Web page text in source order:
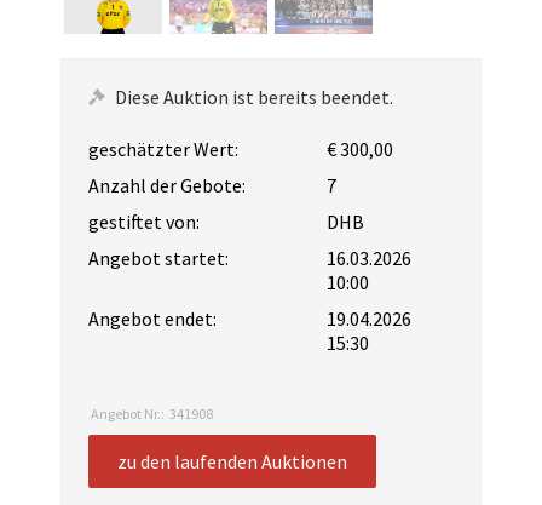
Diese Auktion ist bereits beendet.
geschätzter Wert:
€ 300,00
Anzahl der Gebote:
7
gestiftet von:
DHB
Angebot startet:
16.03.2026
10:00
Angebot endet:
19.04.2026
15:30
Angebot Nr.: 341908
zu den laufenden Auktionen